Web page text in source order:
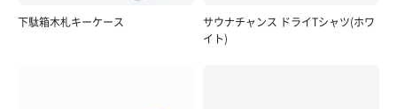
下駄箱木札キーケース
サウナチャンス ドライTシャツ(ホワ
イト)